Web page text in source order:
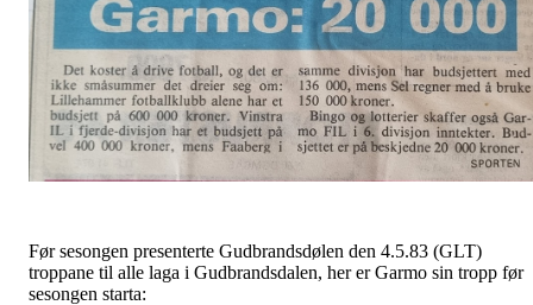
Før sesongen presenterte Gudbrandsdølen den 4.5.83 (GLT)
troppane til alle laga i Gudbrandsdalen, her er Garmo sin tropp før
sesongen starta: